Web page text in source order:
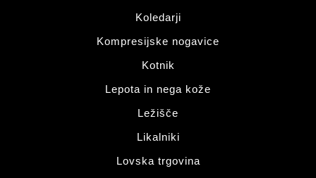
Koledarji
Kompresijske nogavice
Kotnik
Lepota in nega kože
Ležišče
Likalniki
Lovska trgovina